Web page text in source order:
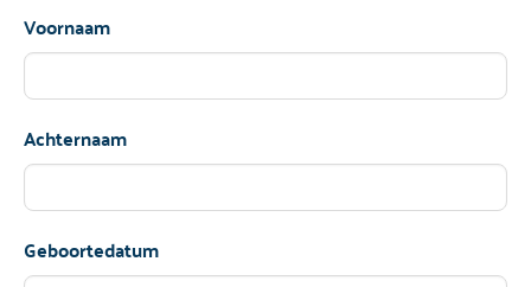
Voornaam
Achternaam
Geboortedatum